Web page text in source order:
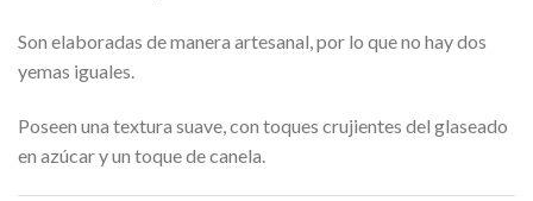
Son elaboradas de manera artesanal, por lo que no hay dos
yemas iguales.
Poseen una textura suave, con toques crujientes del glaseado
en azúcar y un toque de canela.